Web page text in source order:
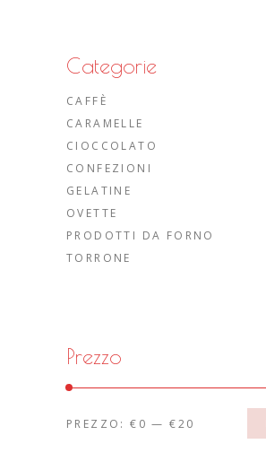
Categorie
CAFFÈ
CARAMELLE
CIOCCOLATO
CONFEZIONI
GELATINE
OVETTE
PRODOTTI DA FORNO
TORRONE
Prezzo
Prezzo
Prezzo
PREZZO:€0 —€20